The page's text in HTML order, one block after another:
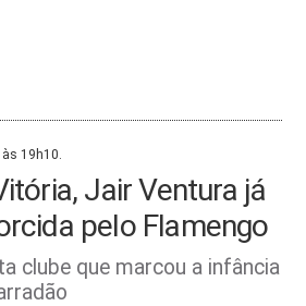
19h10.
Jair Ventura já
pelo Flamengo
clube que marcou a infância